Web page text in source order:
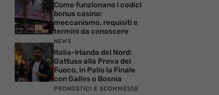
Come funzionano i codici
bonus casino:
meccanismo, requisiti e
termini da conoscere
NEWS
Italia-Irlanda del Nord:
Gattuso alla Prova del
Fuoco, in Palio la Finale
con Galles o Bosnia
PRONOSTICI E SCOMMESSE